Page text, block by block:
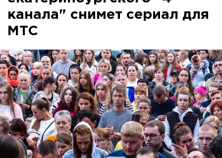
канала" снимет сериал для
МТС